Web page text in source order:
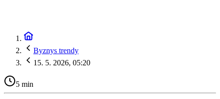
Byznys trendy
15. 5. 2026, 05:20
5 min